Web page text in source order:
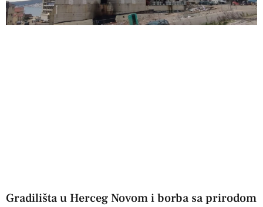
Gradilišta u Herceg Novom i borba sa prirodom